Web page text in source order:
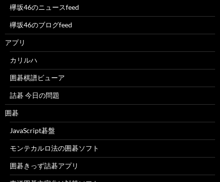
欅坂46のニュースfeed
欅坂46のブログfeed
アプリ
カリルハ
囲碁棋譜ビューア
詰碁 今日の問題
囲碁
JavaScript碁盤
モンテカルロ法の囲碁ソフト
囲碁きっず詰碁アプリ